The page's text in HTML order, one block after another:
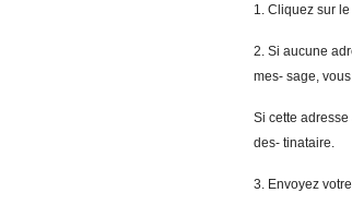
1. Cliquez sur
2. Si aucune
mes- sage,
Si cette
des- tinataire.
3. Envoyez